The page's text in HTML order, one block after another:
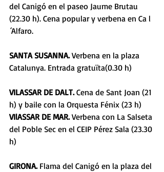
del Canigó en el paseo Jaume Brutau
(22.30 h). Cena popular y verbena en Ca l
´Alfaro.
SANTA SUSANNA. Verbena en la plaza
Catalunya. Entrada gratuïta(0.30 h)
VILASSAR DE DALT. Cena de Sant Joan (21
h) y baile con la Orquesta Fénix (23 h)
VIlASSAR DE MAR. Verbena con La Salseta
del Poble Sec en el CEIP Pérez Sala (23.30
h)
GIRONA. Flama del Canigó en la plaza del